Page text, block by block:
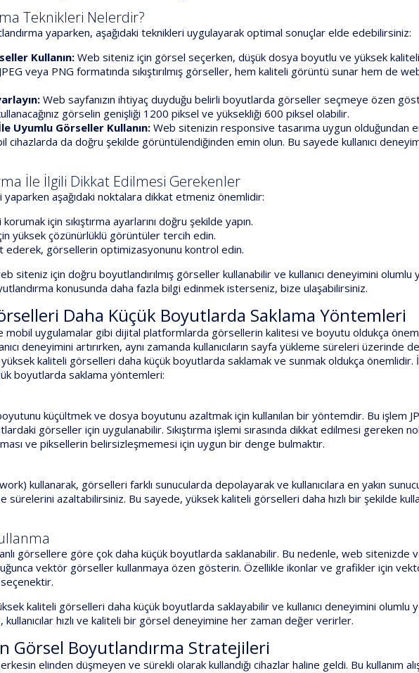
Teknikleri Nelerdir?
yaparken, aşağıdaki teknikleri uygulayarak optimal sonuçlar elde edebilirsiniz:
Kullanın:Web siteniz için görsel seçerken, düşük dosya boyutlu ve yüksek kaliteli
veya PNG formatında sıkıştırılmış görseller, hem kaliteli görüntü sunar hem de
Web sayfanızın ihtiyaç duyduğu belirli boyutlarda görseller seçmeye özen
görselin genişliği 1200 piksel ve yüksekliği 600 piksel olabilir.
Uyumlu Görseller Kullanın: Web sitenizin responsive tasarıma uygun olduğundan
cihazlarda da doğru şekilde görüntülendiğinden emin olun. Bu sayede kullanıcı
İle İlgili Dikkat Edilmesi Gerekenler
aşağıdaki noktalara dikkat etmeniz önemlidir:
için sıkıştırma ayarlarını doğru şekilde yapın.
yüksek çözünürlüklü görüntüler tercih edin.
ederek, görsellerin optimizasyonunu kontrol edin.
siteniz için doğru boyutlandırılmış görseller kullanabilir ve kullanıcı deneyimini olumlu
konusunda daha fazla bilgi edinmek isterseniz, bize ulaşabilirsiniz.
Daha Küçük Boyutlarda Saklama Yöntemleri
mobil uygulamalar gibi dijital platformlarda görsellerin kalitesi ve boyutu oldukça
deneyimini artırırken, aynı zamanda kullanıcıların sayfa yükleme süreleri üzerinde
kaliteli görselleri daha küçük boyutlarda saklamak ve sunmak oldukça önemlidir.
boyutlarda saklama yöntemleri:
küçültmek ve dosya boyutunu azaltmak için kullanılan bir yöntemdir. Bu işlem
görseller için uygulanabilir. Sıkıştırma işlemi sırasında dikkat edilmesi gereken
ve piksellerin belirsizleşmemesi için uygun bir denge bulmaktır.
kullanarak, görselleri farklı sunucularda depolayarak ve kullanıcılara en yakın
azaltabilirsiniz. Bu sayede, yüksek kaliteli görselleri daha hızlı bir şekilde
görsellere göre çok daha küçük boyutlarda saklanabilir. Bu nedenle, web sitenizde
vektör görseller kullanmaya özen gösterin. Özellikle ikonlar ve grafikler için
kaliteli görselleri daha küçük boyutlarda saklayabilir ve kullanıcı deneyimini olumlu
hızlı ve kaliteli bir görsel deneyimine her zaman değer verirler.
Görsel Boyutlandırma Stratejileri
elinden düşmeyen ve sürekli olarak kullandığı cihazlar haline geldi. Bu kullanım